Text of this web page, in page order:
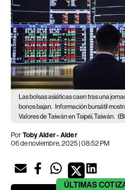
Las bolsas asiáticas caen tras una
bonos bajan. Información bursátil
Valores de Taiwán en Taipéi, Taiwán.
PorToby Alder - Alder
06 de noviembre, 2025 | 08:52 PM
ÚLTIMAS